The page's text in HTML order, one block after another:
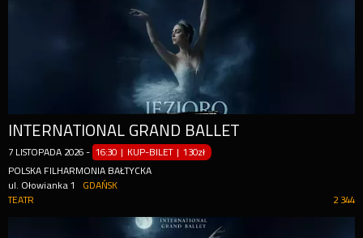
INTERNATIONAL GRAND BALLET
7 LISTOPADA 2026 - 16:30 | KUP-BILET |130zł
POLSKA FILHARMONIA BAŁTYCKA
ul. Ołowianka 1
GDAŃSK
2 344
TEATR